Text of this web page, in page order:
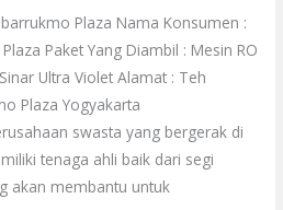
Plaza Nama Konsumen :
Paket Yang Diambil : Mesin RO
Ultra Violet Alamat : Teh
Plaza Yogyakarta
swasta yang bergerak di
tenaga ahli baik dari segi
akan membantu untuk